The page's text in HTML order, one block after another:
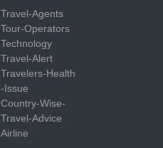
Travel-Agents
Tour-Operators
Technology
Travel-Alert
Travelers-Health
-Issue
Country-Wise-
Travel-Advice
Airline